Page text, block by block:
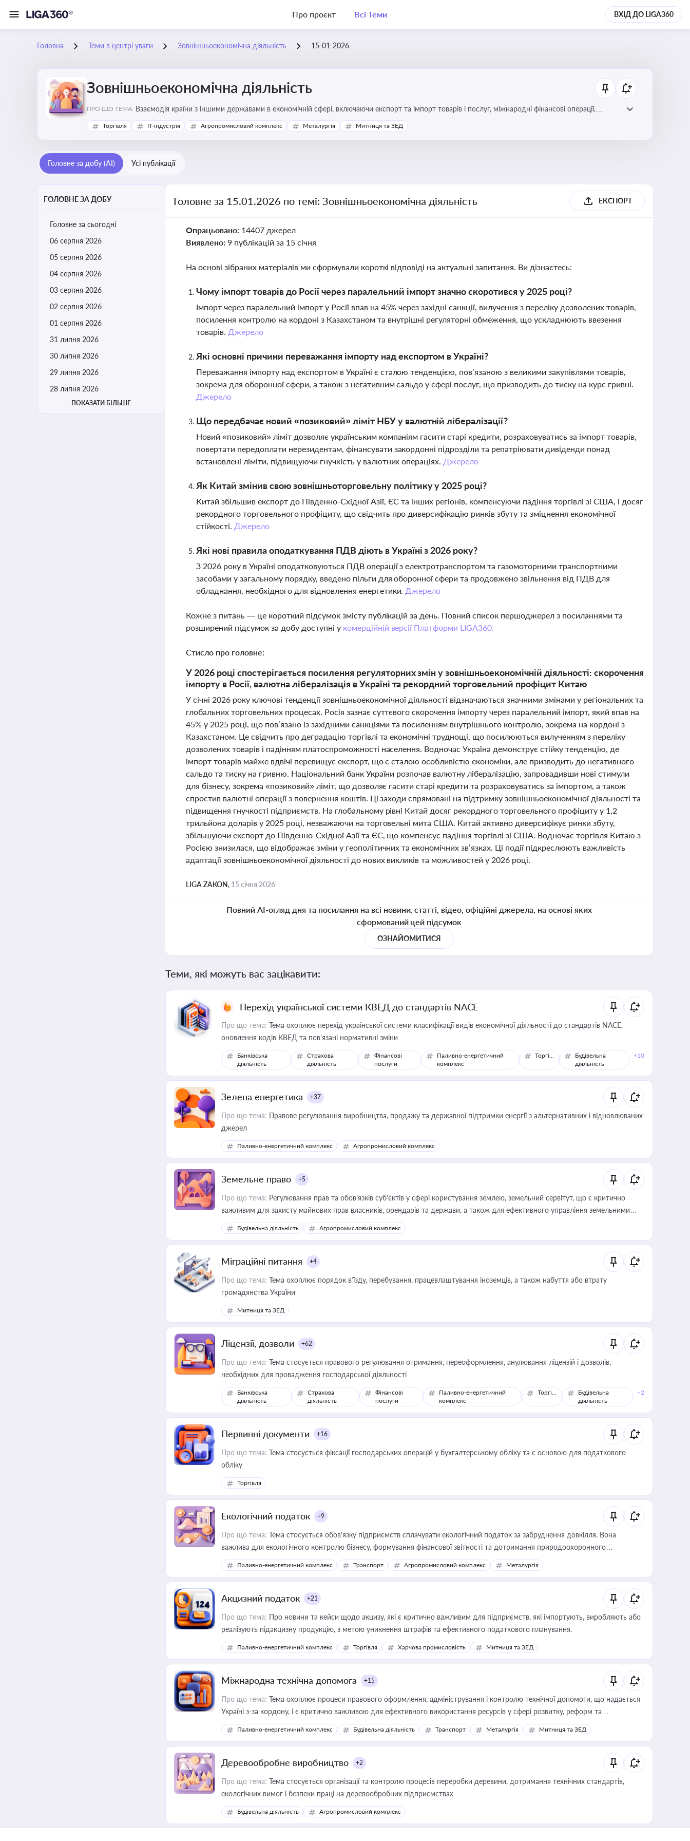
Про проєкт Всі Теми ВХІД ДО LIGA360
Головна Теми в центрі уваги Зовнішньоекономічна діяльність 15-01-2026
Зовнішньоекономічна діяльність
ПРО ЩО ТЕМА: Взаємодія країни з іншими державами в економічній сфері, включаючи експорт та імпорт товарів і послуг, міжнародні фінансові операції,
інвестиції, торгівлю, митне регулювання
Торгівля IT-індустрія Агропромисловий комплекс Металургія Митниця та ЗЕД
Головне за добу (AI) Усі публікації
ГОЛОВНЕ ЗА ДОБУ
Головне за сьогодні
06 серпня 2026
05 серпня 2026
04 серпня 2026
03 серпня 2026
02 серпня 2026
01 серпня 2026
31 липня 2026
30 липня 2026
29 липня 2026
28 липня 2026
ПОКАЗАТИ БІЛЬШЕ
Головне за 15.01.2026 по темі: Зовнішньоекономічна діяльність ЕКСПОРТ
Опрацьовано: 14407 джерел
Виявлено: 9 публікацій за 15 січня
На основі зібраних матеріалів ми сформували короткі відповіді на актуальні запитання. Ви дізнаєтесь:
Чому імпорт товарів до Росії через паралельний імпорт значно скоротився у 2025 році?
Імпорт через паралельний імпорт у Росії впав на 45% через західні санкції, вилучення з переліку дозволених товарів,
посилення контролю на кордоні з Казахстаном та внутрішні регуляторні обмеження, що ускладнюють ввезення
товарів. Джерело
Які основні причини переважання імпорту над експортом в Україні?
Переважання імпорту над експортом в Україні є сталою тенденцією, пов’язаною з великими закупівлями товарів,
зокрема для оборонної сфери, а також з негативним сальдо у сфері послуг, що призводить до тиску на курс гривні.
Джерело
Що передбачає новий «позиковий» ліміт НБУ у валютній лібералізації?
Новий «позиковий» ліміт дозволяє українським компаніям гасити старі кредити, розраховуватись за імпорт товарів,
повертати передоплати нерезидентам, фінансувати закордонні підрозділи та репатріювати дивіденди понад
встановлені ліміти, підвищуючи гнучкість у валютних операціях. Джерело
Як Китай змінив свою зовнішньоторговельну політику у 2025 році?
Китай збільшив експорт до Південно-Східної Азії, ЄС та інших регіонів, компенсуючи падіння торгівлі зі США, і досяг
рекордного торговельного профіциту, що свідчить про диверсифікацію ринків збуту та зміцнення економічної
стійкості. Джерело
Які нові правила оподаткування ПДВ діють в Україні з 2026 року?
З 2026 року в Україні оподатковуються ПДВ операції з електротранспортом та газомоторними транспортними
засобами у загальному порядку, введено пільги для оборонної сфери та продовжено звільнення від ПДВ для
обладнання, необхідного для відновлення енергетики. Джерело
Кожне з питань — це короткий підсумок змісту публікацій за день. Повний список першоджерел з посиланнями та
розширений підсумок за добу доступні у комерційній версії Платформи LIGA360.
Стисло про головне:
У 2026 році спостерігається посилення регуляторних змін у зовнішньоекономічній діяльності: скорочення
імпорту в Росії, валютна лібералізація в Україні та рекордний торговельний профіцит Китаю
У січні 2026 року ключові тенденції зовнішньоекономічної діяльності відзначаються значними змінами у регіональних та
глобальних торговельних процесах. Росія зазнає суттєвого скорочення імпорту через паралельний імпорт, який впав на
45% у 2025 році, що пов’язано із західними санкціями та посиленням внутрішнього контролю, зокрема на кордоні з
Казахстаном. Це свідчить про деградацію торгівлі та економічні труднощі, що посилюються вилученням з переліку
дозволених товарів і падінням платоспроможності населення. Водночас Україна демонструє стійку тенденцію, де
імпорт товарів майже вдвічі перевищує експорт, що є сталою особливістю економіки, але призводить до негативного
сальдо та тиску на гривню. Національний банк України розпочав валютну лібералізацію, запровадивши нові стимули
для бізнесу, зокрема «позиковий» ліміт, що дозволяє гасити старі кредити та розраховуватись за імпортом, а також
спростив валютні операції з повернення коштів. Ці заходи спрямовані на підтримку зовнішньоекономічної діяльності та
підвищення гнучкості підприємств. На глобальному рівні Китай досяг рекордного торговельного профіциту у 1,2
трильйона доларів у 2025 році, незважаючи на торговельні мита США. Китай активно диверсифікує ринки збуту,
збільшуючи експорт до Південно-Східної Азії та ЄС, що компенсує падіння торгівлі зі США. Водночас торгівля Китаю з
Росією знизилася, що відображає зміни у геополітичних та економічних зв’язках. Ці події підкреслюють важливість
адаптації зовнішньоекономічної діяльності до нових викликів та можливостей у 2026 році.
LIGA ZAKON, 15 січня 2026
Повний AI-огляд дня та посилання на всі новини, статті, відео, офіційні джерела, на основі яких
сформований цей підсумок
ОЗНАЙОМИТИСЯ
Теми, які можуть вас зацікавити:
Перехід української системи КВЕД до стандартів NACE
Про що тема: Тема охоплює перехід української системи класифікації видів економічної діяльності до стандартів NACE,
оновлення кодів КВЕД та пов'язані нормативні зміни
Банківська
діяльність
Страхова
діяльність
Фінансові
послуги
Паливно-енергетичний
комплекс
Торгівля
Будівельна
діяльність
+10
Зелена енергетика +37
Про що тема: Правове регулювання виробництва, продажу та державної підтримки енергії з альтернативних і відновлюваних
джерел
Паливно-енергетичний комплекс Агропромисловий комплекс
Земельне право +5
Про що тема: Регулювання прав та обов’язків суб’єктів у сфері користування землею, земельний сервітут, що є критично
важливим для захисту майнових прав власників, орендарів та держави, а також для ефективного управління земельними
ресурсами
Будівельна діяльність Агропромисловий комплекс
Міграційні питання +4
Про що тема: Тема охоплює порядок в’їзду, перебування, працевлаштування іноземців, а також набуття або втрату
громадянства України
Митниця та ЗЕД
Ліцензії, дозволи +62
Про що тема: Тема стосується правового регулювання отримання, переоформлення, анулювання ліцензій і дозволів,
необхідних для провадження господарської діяльності
Банківська
діяльність
Страхова
діяльність
Фінансові
послуги
Паливно-енергетичний
комплекс
Торгівля
Будівельна
діяльність
+2
Первинні документи +16
Про що тема: Тема стосується фіксації господарських операцій у бухгалтерському обліку та є основою для податкового
обліку
Торгівля
Екологічний податок +9
Про що тема: Тема стосується обов’язку підприємств сплачувати екологічний податок за забруднення довкілля. Вона
важлива для екологічного контролю бізнесу, формування фінансової звітності та дотримання природоохоронного
законодавства
Паливно-енергетичний комплекс Транспорт Агропромисловий комплекс Металургія
Акцизний податок +21
Про що тема: Про новини та кейси щодо акцизу, які є критично важливим для підприємств, які імпортують, виробляють або
реалізують підакцизну продукцію, з метою уникнення штрафів та ефективного податкового планування.
Паливно-енергетичний комплекс Торгівля Харчова промисловість Митниця та ЗЕД
Міжнародна технічна допомога +15
Про що тема: Тема охоплює процеси правового оформлення, адміністрування і контролю технічної допомоги, що надається
Україні з-за кордону, і є критично важливою для ефективного використання ресурсів у сфері розвитку, реформ та
інфраструктурних проєктів
Паливно-енергетичний комплекс Будівельна діяльність Транспорт Металургія Митниця та ЗЕД
Деревообробне виробництво +2
Про що тема: Тема стосується організації та контролю процесів переробки деревини, дотримання технічних стандартів,
екологічних вимог і безпеки праці на деревообробних підприємствах
Будівельна діяльність Агропромисловий комплекс